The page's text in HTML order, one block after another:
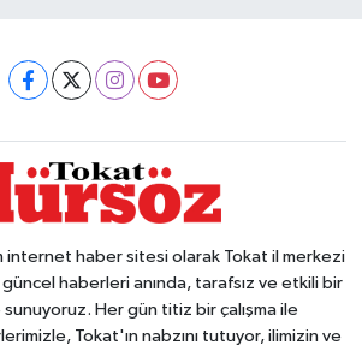
haber sitesi olarak Tokat il merkezi
haberleri anında, tarafsız ve etkili bir
Her gün titiz bir çalışma ile
Tokat'ın nabzını tutuyor, ilimizin ve